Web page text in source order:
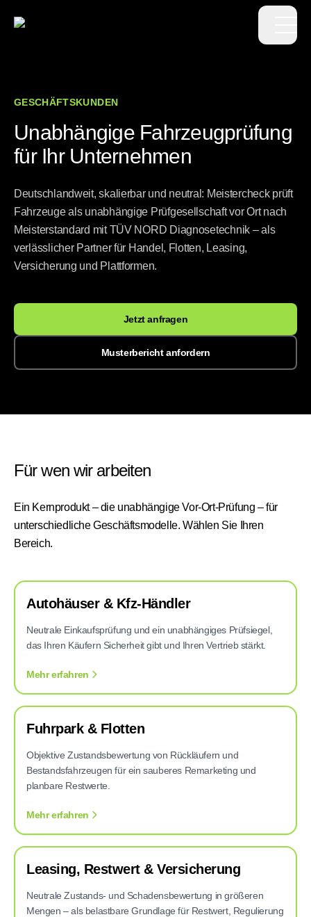
GESCHÄFTSKUNDEN
Unabhängige Fahrzeugprüfung
für Ihr Unternehmen
Deutschlandweit, skalierbar und neutral: Meistercheck prüft
Fahrzeuge als unabhängige Prüfgesellschaft vor Ort nach
Meisterstandard mit TÜV NORD Diagnosetechnik – als
verlässlicher Partner für Handel, Flotten, Leasing,
Versicherung und Plattformen.
Jetzt anfragen
Musterbericht anfordern
Für wen wir arbeiten
Ein Kernprodukt – die unabhängige Vor-Ort-Prüfung – für
unterschiedliche Geschäftsmodelle. Wählen Sie Ihren
Bereich.
Autohäuser & Kfz-Händler
Neutrale Einkaufsprüfung und ein unabhängiges Prüfsiegel,
das Ihren Käufern Sicherheit gibt und Ihren Vertrieb stärkt.
Mehr erfahren
Fuhrpark & Flotten
Objektive Zustandsbewertung von Rückläufern und
Bestandsfahrzeugen für ein sauberes Remarketing und
planbare Restwerte.
Mehr erfahren
Leasing, Restwert & Versicherung
Neutrale Zustands- und Schadensbewertung in größeren
Mengen – als belastbare Grundlage für Restwert, Regulierung